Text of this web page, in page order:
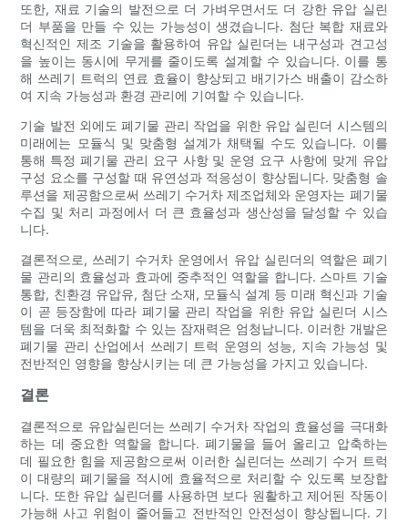
또한, 재료 기술의 발전으로 더 가벼우면서도 더 강한 유압 실린
더 부품을 만들 수 있는 가능성이 생겼습니다. 첨단 복합 재료와
혁신적인 제조 기술을 활용하여 유압 실린더는 내구성과 견고성
을 높이는 동시에 무게를 줄이도록 설계할 수 있습니다. 이를 통
해 쓰레기 트럭의 연료 효율이 향상되고 배기가스 배출이 감소하
여 지속 가능성과 환경 관리에 기여할 수 있습니다.
기술 발전 외에도 폐기물 관리 작업을 위한 유압 실린더 시스템의
미래에는 모듈식 및 맞춤형 설계가 채택될 수도 있습니다. 이를
통해 특정 폐기물 관리 요구 사항 및 운영 요구 사항에 맞게 유압
구성 요소를 구성할 때 유연성과 적응성이 향상됩니다. 맞춤형 솔
루션을 제공함으로써 쓰레기 수거차 제조업체와 운영자는 폐기물
수집 및 처리 과정에서 더 큰 효율성과 생산성을 달성할 수 있습
니다.
결론적으로, 쓰레기 수거차 운영에서 유압 실린더의 역할은 폐기
물 관리의 효율성과 효과에 중추적인 역할을 합니다. 스마트 기술
통합, 친환경 유압유, 첨단 소재, 모듈식 설계 등 미래 혁신과 기술
이 곧 등장함에 따라 폐기물 관리 작업을 위한 유압 실린더 시스
템을 더욱 최적화할 수 있는 잠재력은 엄청납니다. 이러한 개발은
폐기물 관리 산업에서 쓰레기 트럭 운영의 성능, 지속 가능성 및
전반적인 영향을 향상시키는 데 큰 가능성을 가지고 있습니다.
결론
결론적으로 유압실린더는 쓰레기 수거차 작업의 효율성을 극대화
하는 데 중요한 역할을 합니다. 폐기물을 들어 올리고 압축하는
데 필요한 힘을 제공함으로써 이러한 실린더는 쓰레기 수거 트럭
이 대량의 폐기물을 적시에 효율적으로 처리할 수 있도록 보장합
니다. 또한 유압 실린더를 사용하면 보다 원활하고 제어된 작동이
가능해 사고 위험이 줄어들고 전반적인 안전성이 향상됩니다. 기